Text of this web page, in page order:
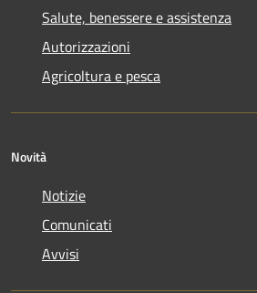
Salute, benessere e assistenza
Autorizzazioni
Agricoltura e pesca
Novità
Notizie
Comunicati
Avvisi